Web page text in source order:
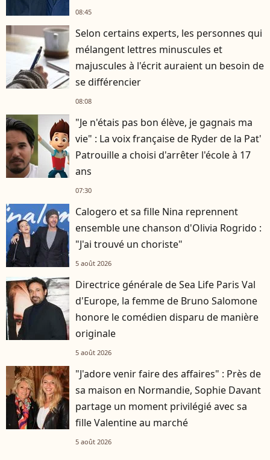
08:45
Selon certains experts, les personnes qui
mélangent lettres minuscules et
majuscules à l'écrit auraient un besoin de
se différencier
08:08
"Je n'étais pas bon élève, je gagnais ma
vie" : La voix française de Ryder de la Pat'
Patrouille a choisi d'arrêter l'école à 17
ans
07:30
Calogero et sa fille Nina reprennent
ensemble une chanson d'Olivia Rogrido :
"J'ai trouvé un choriste"
5 août 2026
Directrice générale de Sea Life Paris Val
d'Europe, la femme de Bruno Salomone
honore le comédien disparu de manière
originale
5 août 2026
"J'adore venir faire des affaires" : Près de
sa maison en Normandie, Sophie Davant
partage un moment privilégié avec sa
fille Valentine au marché
5 août 2026